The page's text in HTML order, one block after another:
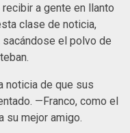
a gente en llanto
clase de noticia,
el polvo de
noticia de que sus
—Franco, como el
su mejor amigo.